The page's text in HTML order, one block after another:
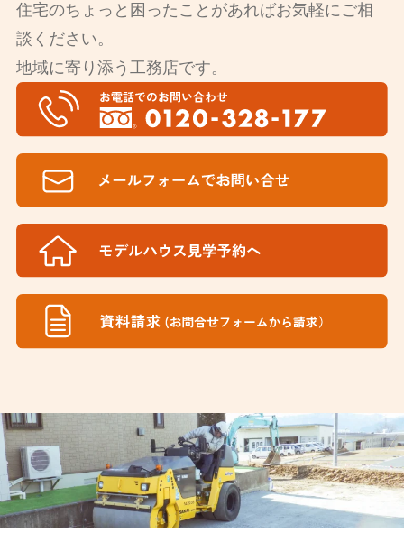
住宅のちょっと困ったことがあればお気軽にご相
談ください。
地域に寄り添う工務店です。